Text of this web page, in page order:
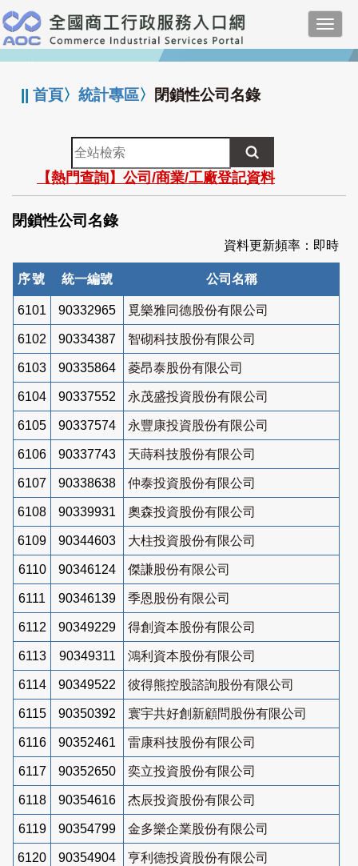
跳
到
主
要
:::
||首頁〉統計專區〉 閉鎖性公司名錄
全
站
檢
索
【熱門查詢】公司/商業/工廠登記資料
閉鎖性公司名錄
資料更新頻率：即時
序號 統一編號 公司名稱
6101 90332965 覓樂雅同德股份有限公司
6102 90334387 智砌科技股份有限公司
6103 90335864 菱昂泰股份有限公司
6104 90337552 永茂盛投資股份有限公司
6105 90337574 永豐康投資股份有限公司
6106 90337743 天蒔科技股份有限公司
6107 90338638 仲泰投資股份有限公司
6108 90339931 奧森投資股份有限公司
6109 90344603 大柱投資股份有限公司
6110 90346124 傑謙股份有限公司
6111 90346139 季恩股份有限公司
6112 90349229 得創資本股份有限公司
6113 90349311 鴻利資本股份有限公司
6114 90349522 彼得熊控股諮詢股份有限公司
6115 90350392 寰宇共好創新顧問股份有限公司
6116 90352461 雷康科技股份有限公司
6117 90352650 奕立投資股份有限公司
6118 90354616 杰辰投資股份有限公司
6119 90354799 金多樂企業股份有限公司
6120 90354904 亨利德投資股份有限公司